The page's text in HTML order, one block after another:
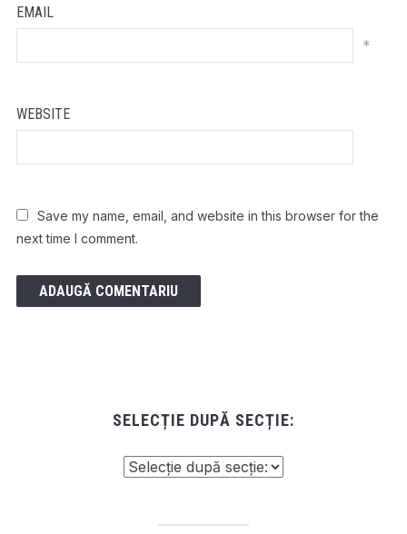
EMAIL
*
WEBSITE
Save my name, email, and website in this browser for the
next time I comment.
SELECȚIE DUPĂ SECȚIE: